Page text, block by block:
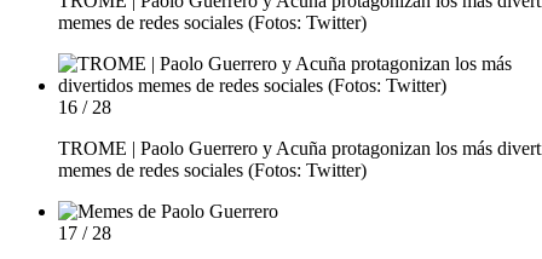
memes de redes sociales (Fotos: Twitter)
16 / 28
TROME | Paolo Guerrero y Acuña protagonizan los más
memes de redes sociales (Fotos: Twitter)
17 / 28